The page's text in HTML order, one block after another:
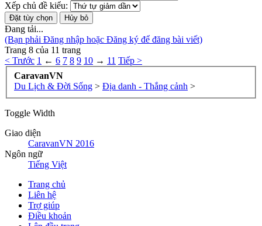
Xếp chủ đề kiểu:
Đang tải...
(Bạn phải Đăng nhập hoặc Đăng ký để đăng bài viết)
Trang 8 của 11 trang
< Trước 1 ← 6 7 8 9 10 → 11 Tiếp >
CaravanVN
Du Lịch & Đời Sống > Địa danh - Thắng cảnh >
Toggle Width
Giao diện
CaravanVN 2016
Ngôn ngữ
Tiếng Việt
Trang chủ
Liên hệ
Trợ giúp
Điều khoản